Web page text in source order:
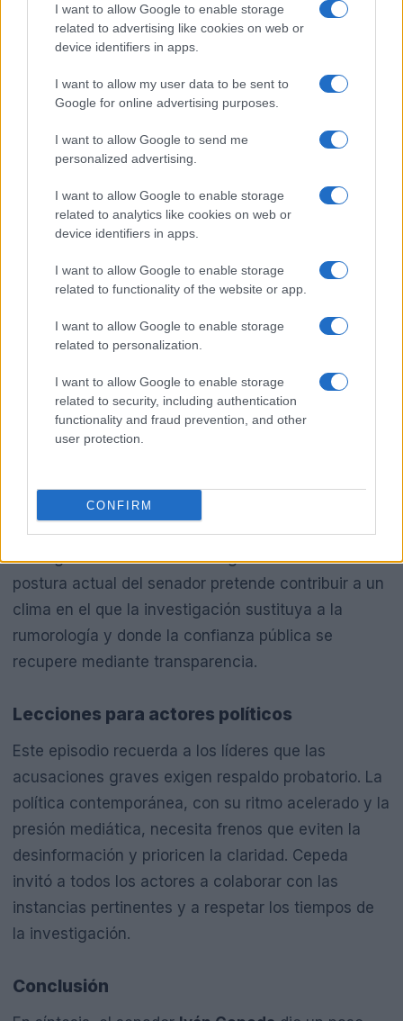
I want to allow Google to enable storage
related to advertising like cookies on web or
device identifiers in apps.
I want to allow my user data to be sent to
Google for online advertising purposes.
I want to allow Google to send me
personalized advertising.
I want to allow Google to enable storage
related to analytics like cookies on web or
device identifiers in apps.
I want to allow Google to enable storage
related to functionality of the website or app.
I want to allow Google to enable storage
related to personalization.
I want to allow Google to enable storage
related to security, including authentication
functionality and fraud prevention, and other
user protection.
CONFIRM
fraude, persiste la demanda por mayor claridad en
los procedimientos y por herramientas que permitan
identificar y documentar irregularidades en tiempo
Qué sigue: investigaciones y
confianza pública
Las autoridades electorales están llamadas a
y auditoría, y a presentar informes que disipen
dudas. Cepeda instó a que cualquier irregularidad
detectada sea procesada mediante los canales
formales, subrayando que la política no debe
alimentarse de sospechas infundadas sino de
pruebas verificables.
procedimientos técnicos: sistemas de control,
presencia de veedurías y la labor de instituciones
encargadas de custodiar la legitimidad del voto. La
postura actual del senador pretende contribuir a un
clima en el que la investigación sustituya a la
rumorología y donde la confianza pública se
recupere mediante transparencia.
Lecciones para actores políticos
Este episodio recuerda a los líderes que las
acusaciones graves exigen respaldo probatorio. La
política contemporánea, con su ritmo acelerado y la
presión mediática, necesita frenos que eviten la
desinformación y prioricen la claridad. Cepeda
invitó a todos los actores a colaborar con las
instancias pertinentes y a respetar los tiempos de
la investigación.
Conclusión